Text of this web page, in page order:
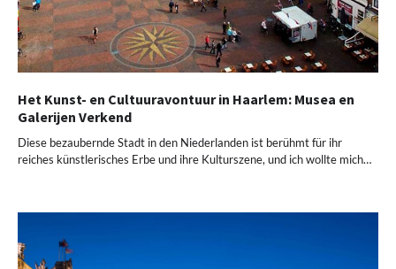
Het Kunst- en Cultuuravontuur in Haarlem: Musea en
Galerijen Verkend
Diese bezaubernde Stadt in den Niederlanden ist berühmt für ihr
reiches künstlerisches Erbe und ihre Kulturszene, und ich wollte mich…